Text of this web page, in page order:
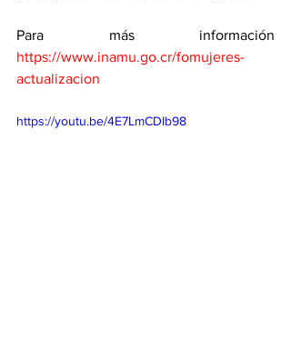
https://www.inamu.go.cr/fomujeres-
actualizacion
https://youtu.be/4E7LmCDIb98